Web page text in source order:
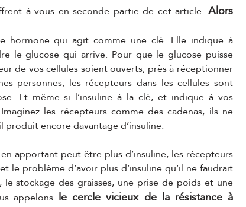
à vous en seconde partie de cet article. Alors
hormone qui agit comme une clé. Elle indique à
le glucose qui arrive. Pour que le glucose puisse
de vos cellules soient ouverts, près à réceptionner
personnes, les récepteurs dans les cellules sont
Et même si l’insuline à la clé, et indique à vos
les récepteurs comme des cadenas, ils ne
produit encore davantage d’insuline.
apportant peut-être plus d’insuline, les récepteurs
le problème d’avoir plus d’insuline qu’il ne faudrait
stockage des graisses, une prise de poids et une
appelons le cercle vicieux de la résistance à